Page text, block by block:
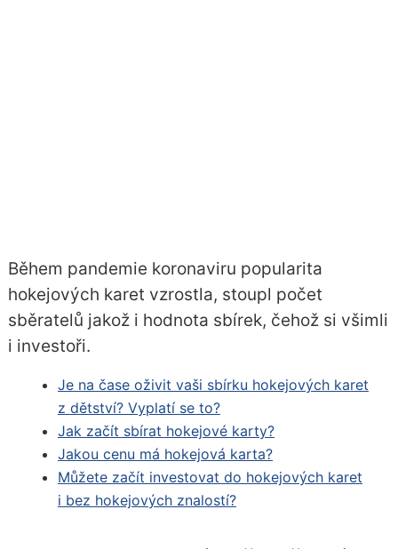
Během pandemie koronaviru popularita
hokejových karet vzrostla, stoupl počet
sběratelů jakož i hodnota sbírek, čehož si všimli
i investoři.
Je na čase oživit vaši sbírku hokejových karet
z dětství? Vyplatí se to?
Jak začít sbírat hokejové karty?
Jakou cenu má hokejová karta?
Můžete začít investovat do hokejových karet
i bez hokejových znalostí?